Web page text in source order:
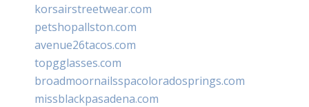
korsairstreetwear.com
petshopallston.com
avenue26tacos.com
topgglasses.com
broadmoornailsspacoloradosprings.com
missblackpasadena.com